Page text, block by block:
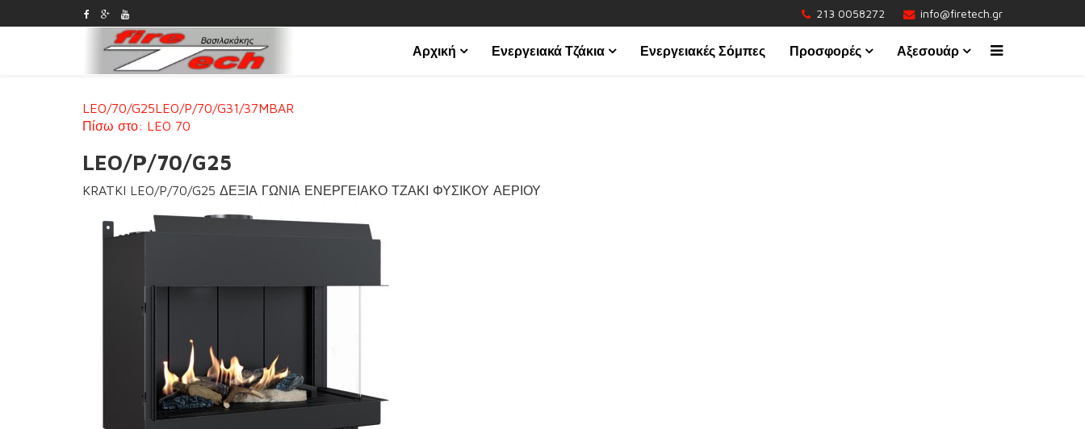
213 0058272 info@firetech.gr
Αρχική Ενεργειακά Τζάκια Ενεργειακές Σόμπες Προσφορές Αξεσουάρ
LEO/70/G25LEO/P/70/G31/37MBAR
Πίσω στο: LEO 70
LEO/P/70/G25
KRATKI LEO/P/70/G25 ΔΕΞΙΑ ΓΩΝΙΑ ΕΝΕΡΓΕΙΑΚΟ ΤΖΑΚΙ ΦΥΣΙΚΟΥ ΑΕΡΙΟΥ